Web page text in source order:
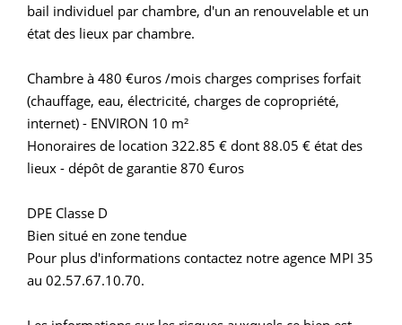
bail individuel par chambre, d'un an renouvelable et un
état des lieux par chambre.
Chambre à 480 €uros /mois charges comprises forfait
(chauffage, eau, électricité, charges de copropriété,
internet) - ENVIRON 10 m²
Honoraires de location 322.85 € dont 88.05 € état des
lieux - dépôt de garantie 870 €uros
DPE Classe D
Bien situé en zone tendue
Pour plus d'informations contactez notre agence MPI 35
au 02.57.67.10.70.